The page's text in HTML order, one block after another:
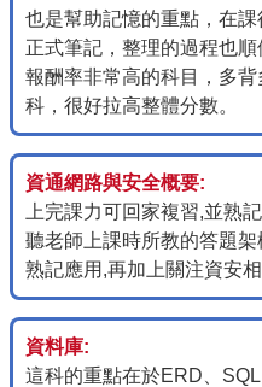
也是幫助記憶的重點，在
正式筆記，整理的過程也
報酬率非常高的科目，多
科，很好拉高整體分數。
資通網路與安全概要:
上完課力可回家複習,並熟
聽老師上課時所教的答題
熟記應用,再加上關注資安
資料庫:
這科的重點在於ERD、